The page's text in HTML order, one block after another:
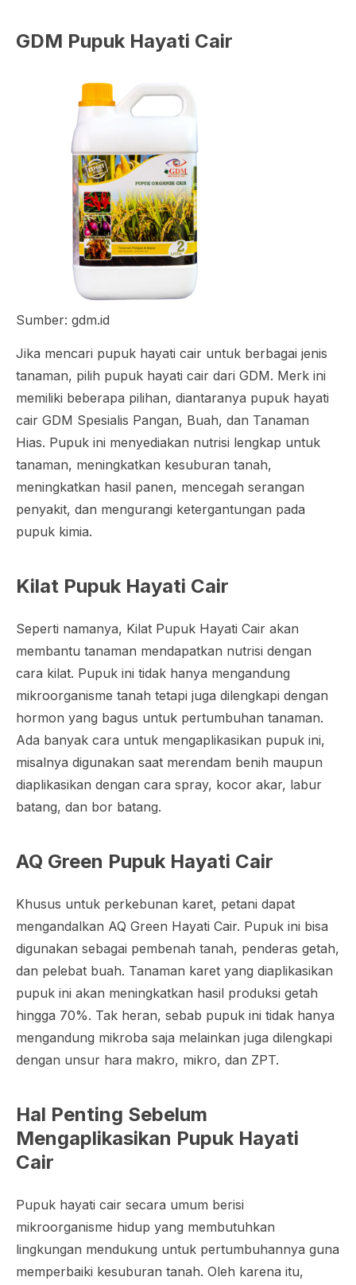
GDM Pupuk Hayati Cair
Sumber: gdm.id
Jika mencari pupuk hayati cair untuk berbagai jenis
tanaman, pilih pupuk hayati cair dari GDM. Merk ini
memiliki beberapa pilihan, diantaranya pupuk hayati
cair GDM Spesialis Pangan, Buah, dan Tanaman
Hias. Pupuk ini menyediakan nutrisi lengkap untuk
tanaman, meningkatkan kesuburan tanah,
meningkatkan hasil panen, mencegah serangan
penyakit, dan mengurangi ketergantungan pada
pupuk kimia.
Kilat Pupuk Hayati Cair
Seperti namanya, Kilat Pupuk Hayati Cair akan
membantu tanaman mendapatkan nutrisi dengan
cara kilat. Pupuk ini tidak hanya mengandung
mikroorganisme tanah tetapi juga dilengkapi dengan
hormon yang bagus untuk pertumbuhan tanaman.
Ada banyak cara untuk mengaplikasikan pupuk ini,
misalnya digunakan saat merendam benih maupun
diaplikasikan dengan cara spray, kocor akar, labur
batang, dan bor batang.
AQ Green Pupuk Hayati Cair
Khusus untuk perkebunan karet, petani dapat
mengandalkan AQ Green Hayati Cair. Pupuk ini bisa
digunakan sebagai pembenah tanah, penderas getah,
dan pelebat buah. Tanaman karet yang diaplikasikan
pupuk ini akan meningkatkan hasil produksi getah
hingga 70%. Tak heran, sebab pupuk ini tidak hanya
mengandung mikroba saja melainkan juga dilengkapi
dengan unsur hara makro, mikro, dan ZPT.
Hal Penting Sebelum
Mengaplikasikan Pupuk Hayati
Cair
Pupuk hayati cair secara umum berisi
mikroorganisme hidup yang membutuhkan
lingkungan mendukung untuk pertumbuhannya guna
memperbaiki kesuburan tanah. Oleh karena itu,